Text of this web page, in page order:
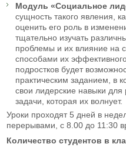
Модуль «Социальное
сущность такого явления,
оценить его роль в
тщательно изучать
проблемы и их влияние на
способами их
подростков будет
практическим заданием, в
свои лидерские навыки
задачи, которая их волнует.
Уроки проходят 5 дней в
перерывами, с 8.00 до 11:30
Количество студентов в